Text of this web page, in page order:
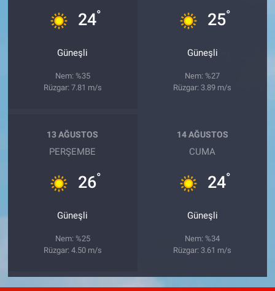
24°
Güneşli
Nem: %35
Rüzgar: 7.81 m/s
25°
Güneşli
Nem: %27
Rüzgar: 3.89 m/s
13 AĞUSTOS
PERŞEMBE
26°
Güneşli
Nem: %25
Rüzgar: 4.50 m/s
14 AĞUSTOS
CUMA
24°
Güneşli
Nem: %34
Rüzgar: 3.61 m/s